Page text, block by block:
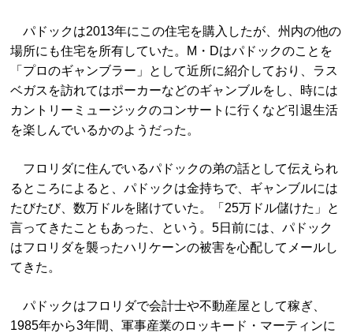
パドックは2013年にこの住宅を購入したが、州内の他の
場所にも住宅を所有していた。M・Dはパドックのことを
「プロのギャンブラー」として近所に紹介しており、ラス
ベガスを訪れてはポーカーなどのギャンブルをし、時には
カントリーミュージックのコンサートに行くなど引退生活
を楽しんでいるかのようだった。
フロリダに住んでいるパドックの弟の話として伝えられ
るところによると、パドックは金持ちで、ギャンブルには
たびたび、数万ドルを賭けていた。「25万ドル儲けた」と
言ってきたこともあった、という。5日前には、パドック
はフロリダを襲ったハリケーンの被害を心配してメールし
てきた。
パドックはフロリダで会計士や不動産屋として稼ぎ、
1985年から3年間、軍事産業のロッキード・マーティンに